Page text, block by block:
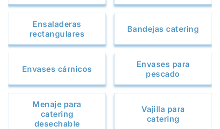
Ensaladeras
rectangulares
Bandejas catering
Envases cárnicos
Envases para
pescado
Menaje para
catering
desechable
Vajilla para
catering